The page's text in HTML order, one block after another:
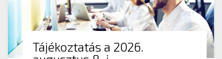
Tájékoztatás a 2026.